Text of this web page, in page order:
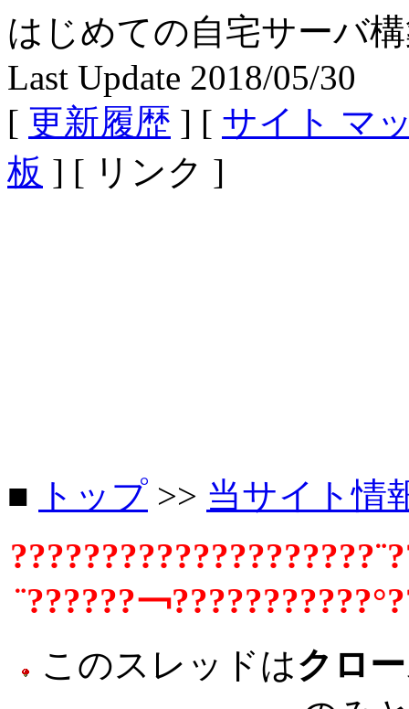
はじめての自宅サーバ構
Last Update 2018/05/30
[ 更新履歴 ] [ サイト マ
板 ] [ リンク ]
■ トップ >> 当サイト情
¨??????￢
このスレッドはクロ